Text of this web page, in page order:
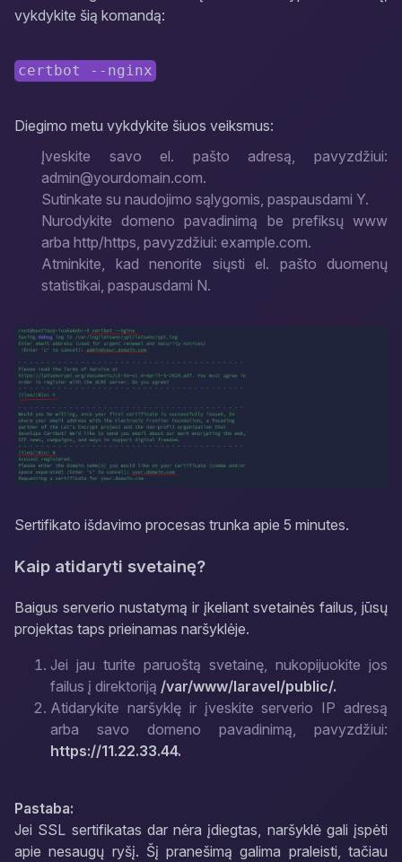
vykdykite šią komandą:
certbot --nginx
Diegimo metu vykdykite šiuos veiksmus:
Įveskite savo el. pašto adresą, pavyzdžiui:
admin@yourdomain.com.
Sutinkate su naudojimo sąlygomis, paspausdami Y.
Nurodykite domeno pavadinimą be prefiksų www
arba http/https, pavyzdžiui: example.com.
Atminkite, kad nenorite siųsti el. pašto duomenų
statistikai, paspausdami N.
Sertifikato išdavimo procesas trunka apie 5 minutes.
Kaip atidaryti svetainę?
Baigus serverio nustatymą ir įkeliant svetainės failus, jūsų
projektas taps prieinamas naršyklėje.
Jei jau turite paruoštą svetainę, nukopijuokite jos
failus į direktoriją /var/www/laravel/public/.
Atidarykite naršyklę ir įveskite serverio IP adresą
arba savo domeno pavadinimą, pavyzdžiui:
https://11.22.33.44.
Pastaba:
Jei SSL sertifikatas dar nėra įdiegtas, naršyklė gali įspėti
apie nesaugų ryšį. Šį pranešimą galima praleisti, tačiau